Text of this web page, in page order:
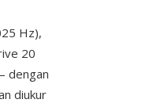
Hz),
20
dengan
diukur